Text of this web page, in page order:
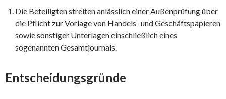
Die Beteiligten streiten anlässlich einer Außenprüfung über
die Pflicht zur Vorlage von Handels- und Geschäftspapieren
sowie sonstiger Unterlagen einschließlich eines
sogenannten Gesamtjournals.
Entscheidungsgründe